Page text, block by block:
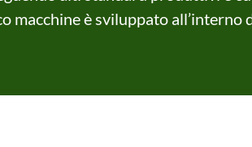
macchine è sviluppato